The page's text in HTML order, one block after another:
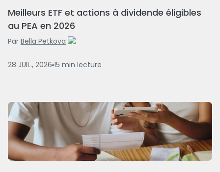
Meilleurs ETF et actions à dividende éligibles
au PEA en 2026
Par Bella Petkova
28 JUIL., 2026 15 min lecture